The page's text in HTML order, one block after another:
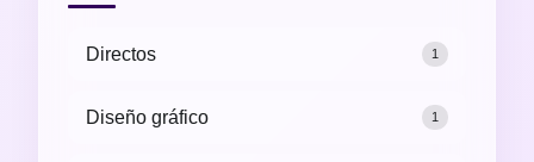
Directos 1
Diseño gráfico 1